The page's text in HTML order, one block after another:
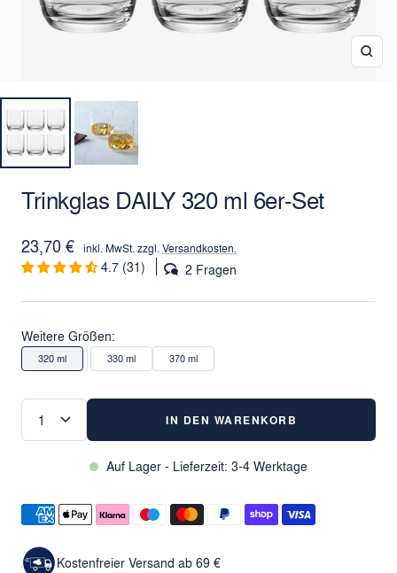
Trinkglas DAILY 320 ml 6er-Set
Angebotspreis
23,70 € inkl. MwSt. zzgl. Versandkosten.
4.7 (31) 2 Fragen
Weitere Größen:
320 ml 330 ml 370 ml
IN DEN WARENKORB
Auf Lager - Lieferzeit: 3-4 Werktage
Kostenfreier Versand ab 69 €